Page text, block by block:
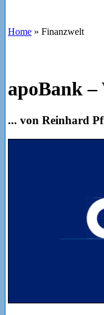
Home » Finanzwelt
apoBank
... von Reinhard